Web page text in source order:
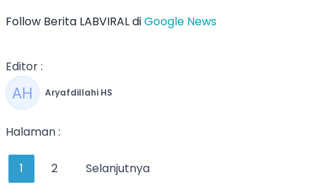
Follow Berita LABVIRAL diGoogle News
Editor :
Aryafdillahi HS
Halaman :
1 2 Selanjutnya